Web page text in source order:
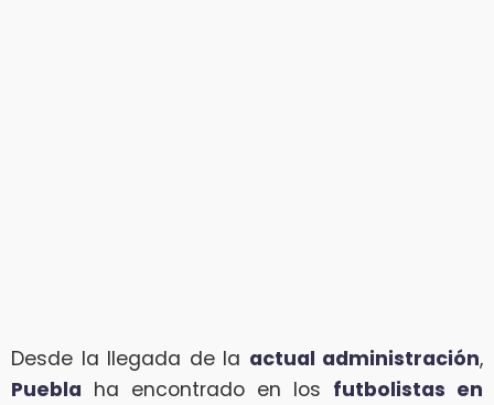
Desde la llegada de la actual administración,
Puebla ha encontrado en los futbolistas en